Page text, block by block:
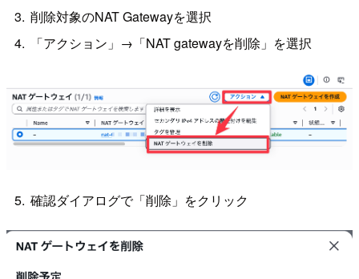
削除対象のNAT Gatewayを選択
「アクション」→「NAT gatewayを削除」を選択
確認ダイアログで「削除」をクリック